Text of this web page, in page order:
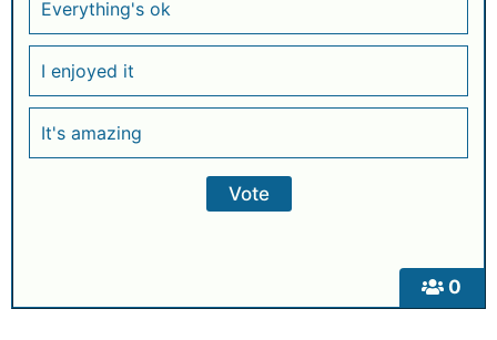
0
Everything's ok
I enjoyed it
It's amazing